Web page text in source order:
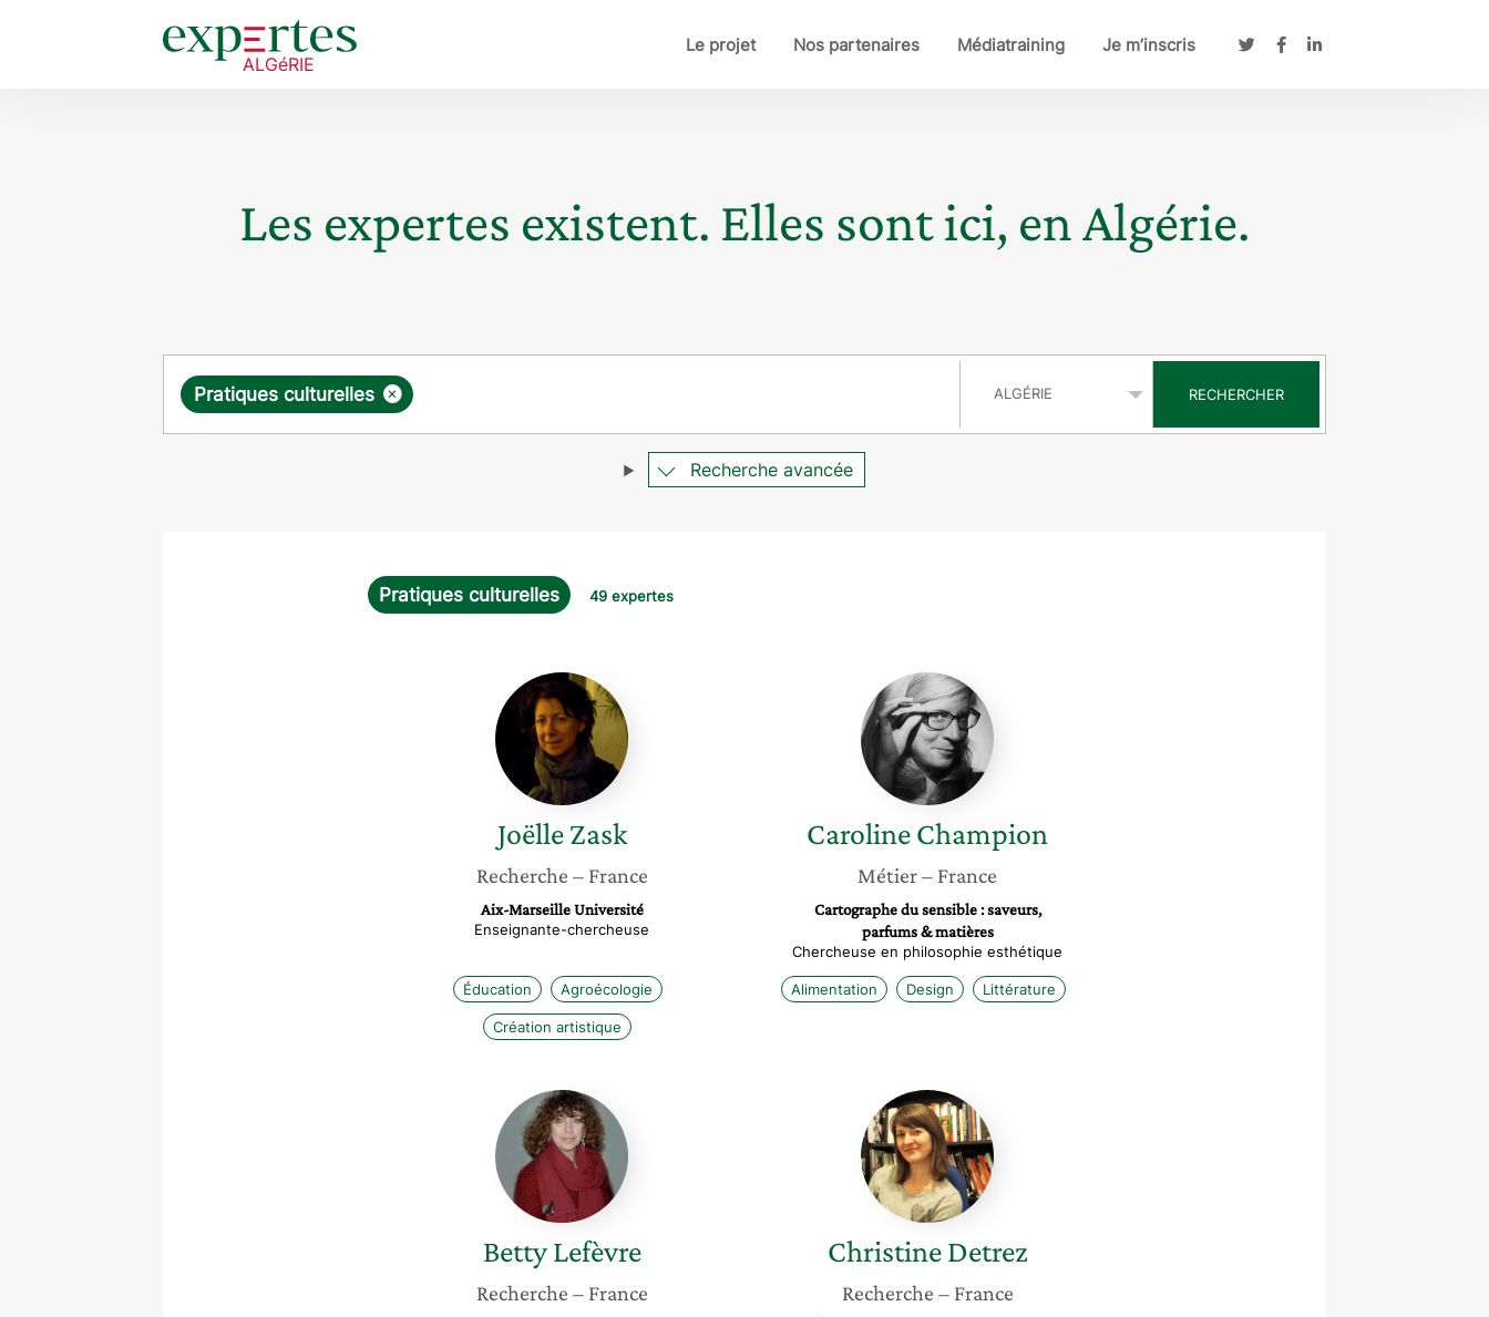
Le projet Nos partenaires Médiatraining Je m’inscris
Les expertes existent. Elles sont ici, en Algérie.
Requête ×
Pratiques culturelles RECHERCHER
Recherche avancée
Pratiques culturelles 49 expertes
Joëlle
Zask
Joëlle Zask
Recherche – France
Aix-Marseille Université
Enseignante-chercheuse
Éducation Agroécologie
Création artistique
Caroline
Champion
CarolineChampion
Métier– France
Cartographe du sensible : saveurs,
parfums & matières
Chercheuse en philosophie esthétique
Alimentation Design Littérature
Betty
Lefèvre
Betty Lefèvre
Recherche – France
Christine
Detrez
Christine Detrez
Recherche – France